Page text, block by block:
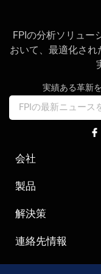
FPIの分析ソリュー
おいて、最適化さ
実績ある革新
会社
製品
解決策
連絡先情報